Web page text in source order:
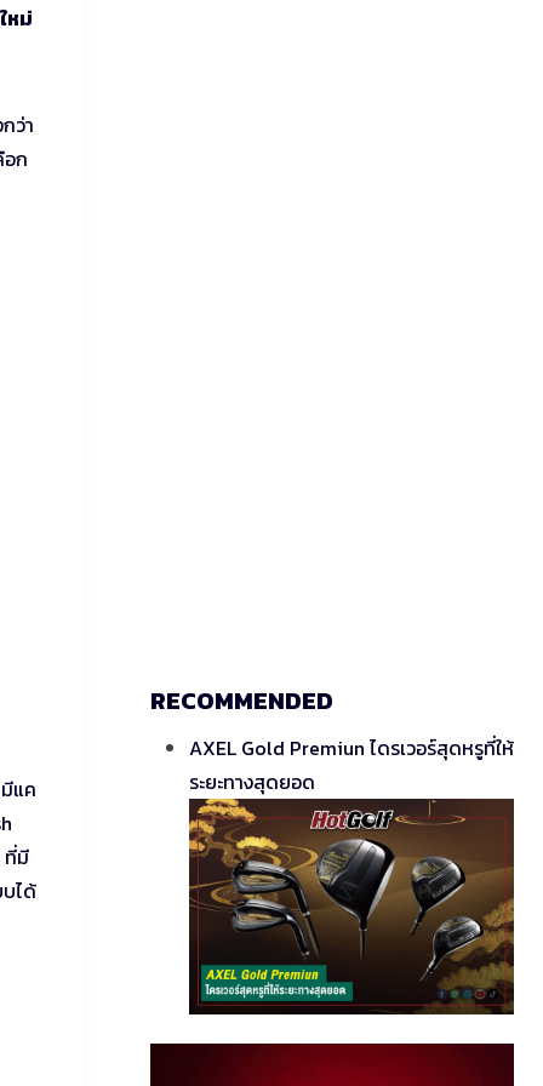
หม่
ว่า
ก
แค
ที่มี
ได้
RECOMMENDED
AXEL Gold Premiun ไดรเวอร์สุดหรูที่ให้
ระยะทางสุดยอด